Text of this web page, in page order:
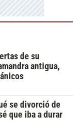
de su
antigua,
se divorció de
que iba a durar